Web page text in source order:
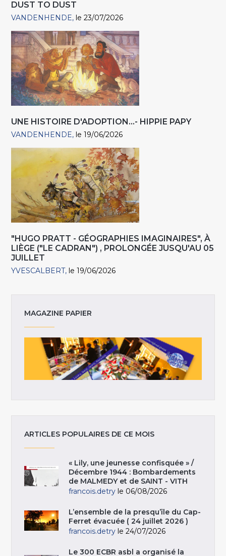
DUST TO DUST
VANDENHENDE le 23/07/2026
UNE HISTOIRE D'ADOPTION...- HIPPIE PAPY
VANDENHENDE le 19/06/2026
"HUGO PRATT - GÉOGRAPHIES IMAGINAIRES", À
LIÈGE ("LE CADRAN") , PROLONGÉE JUSQU'AU 05
JUILLET
YVESCALBERT le 19/06/2026
MAGAZINE PAPIER
ARTICLES POPULAIRES DE CE MOIS
« Lily, une jeunesse confisquée » /
Décembre 1944 : Bombardements
de MALMEDY et de SAINT - VITH
francois.detry le 06/08/2026
L’ensemble de la presqu’île du Cap-
Ferret évacuée ( 24 juillet 2026 )
francois.detry le 24/07/2026
Le 300 ECBR asbl a organisé la